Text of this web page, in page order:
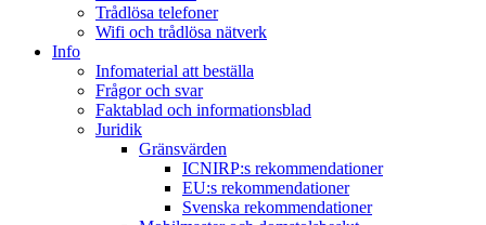
Trådlösa telefoner
Wifi och trådlösa nätverk
Info
Infomaterial att beställa
Frågor och svar
Faktablad och informationsblad
Juridik
Gränsvärden
ICNIRP:s rekommendationer
EU:s rekommendationer
Svenska rekommendationer